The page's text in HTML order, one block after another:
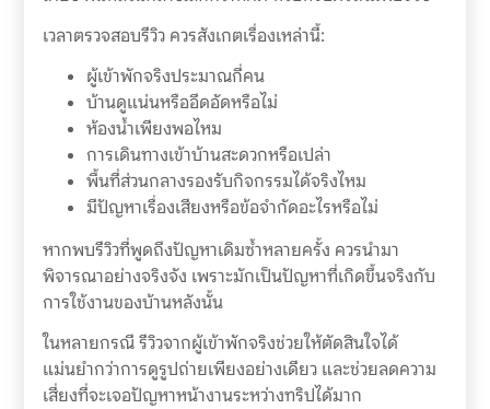
เวลาตรวจสอบรีวิว ควรสังเกตเรื่องเหล่านี้:
ผู้เข้าพักจริงประมาณกี่คน
บ้านดูแน่นหรืออึดอัดหรือไม่
ห้องน้ำเพียงพอไหม
การเดินทางเข้าบ้านสะดวกหรือเปล่า
พื้นที่ส่วนกลางรองรับกิจกรรมได้จริงไหม
มีปัญหาเรื่องเสียงหรือข้อจำกัดอะไรหรือไม่
หากพบรีวิวที่พูดถึงปัญหาเดิมซ้ำหลายครั้ง ควรนำมา
พิจารณาอย่างจริงจัง เพราะมักเป็นปัญหาที่เกิดขึ้นจริงกับ
การใช้งานของบ้านหลังนั้น
ในหลายกรณี รีวิวจากผู้เข้าพักจริงช่วยให้ตัดสินใจได้
แม่นยำกว่าการดูรูปถ่ายเพียงอย่างเดียว และช่วยลดความ
เสี่ยงที่จะเจอปัญหาหน้างานระหว่างทริปได้มาก